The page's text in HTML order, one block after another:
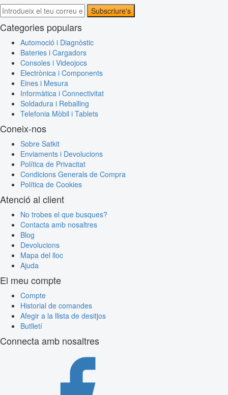
Subscriure's
Categories populars
Automoció i Diagnòstic
Bateries i Cargadors
Consoles i Videojocs
Electrònica i Components
Eines i Mesura
Informàtica i Connectivitat
Soldadura i Reballing
Telefonia Mòbil i Tablets
Coneix-nos
Sobre Satkit
Enviaments i Devolucions
Política de Privacitat
Condicions Generals de Compra
Política de Cookies
Atenció al client
No trobes el que busques?
Contacta amb nosaltres
Blog
Devolucions
Mapa del lloc
Ajuda
El meu compte
Compte
Historial de comandes
Afegir a la llista de desitjos
Butlletí
Connecta amb nosaltres